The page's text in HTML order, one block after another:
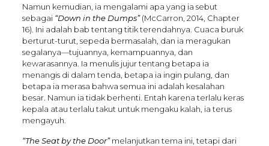
Namun kemudian, ia mengalami apa yang ia sebut
sebagai “Down in the Dumps”(McCarron, 2014, Chapter
16). Ini adalah bab tentang titik terendahnya. Cuaca buruk
berturut-turut, sepeda bermasalah, dan ia meragukan
segalanya—tujuannya, kemampuannya, dan
kewarasannya. Ia menulis jujur tentang betapa ia
menangis di dalam tenda, betapa ia ingin pulang, dan
betapa ia merasa bahwa semua ini adalah kesalahan
besar. Namun ia tidak berhenti. Entah karena terlalu keras
kepala atau terlalu takut untuk mengaku kalah, ia terus
mengayuh.
“The Seat by the Door”melanjutkan tema ini, tetapi dari